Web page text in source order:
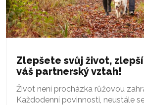
Zlepšete svůj život,
váš partnerský vztah!
Život není procházka růžovou
Každodenní povinnosti, neustále